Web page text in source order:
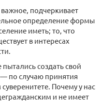
подчеркивает
определение формы
иметь; то, что
в интересах
создать свой
по случаю принятия
Почему у нас
и не имеет